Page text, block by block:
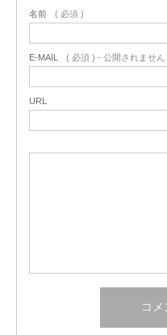
名前 ( 必須 )
E-MAIL ( 必須 ) - 公開されません
URL